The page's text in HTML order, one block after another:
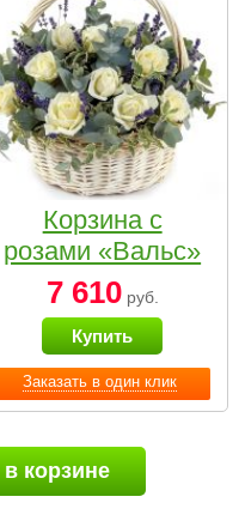
Заказать в один клик
Корзина с
розами «Вальс»
7 610руб.
Купить
корзине